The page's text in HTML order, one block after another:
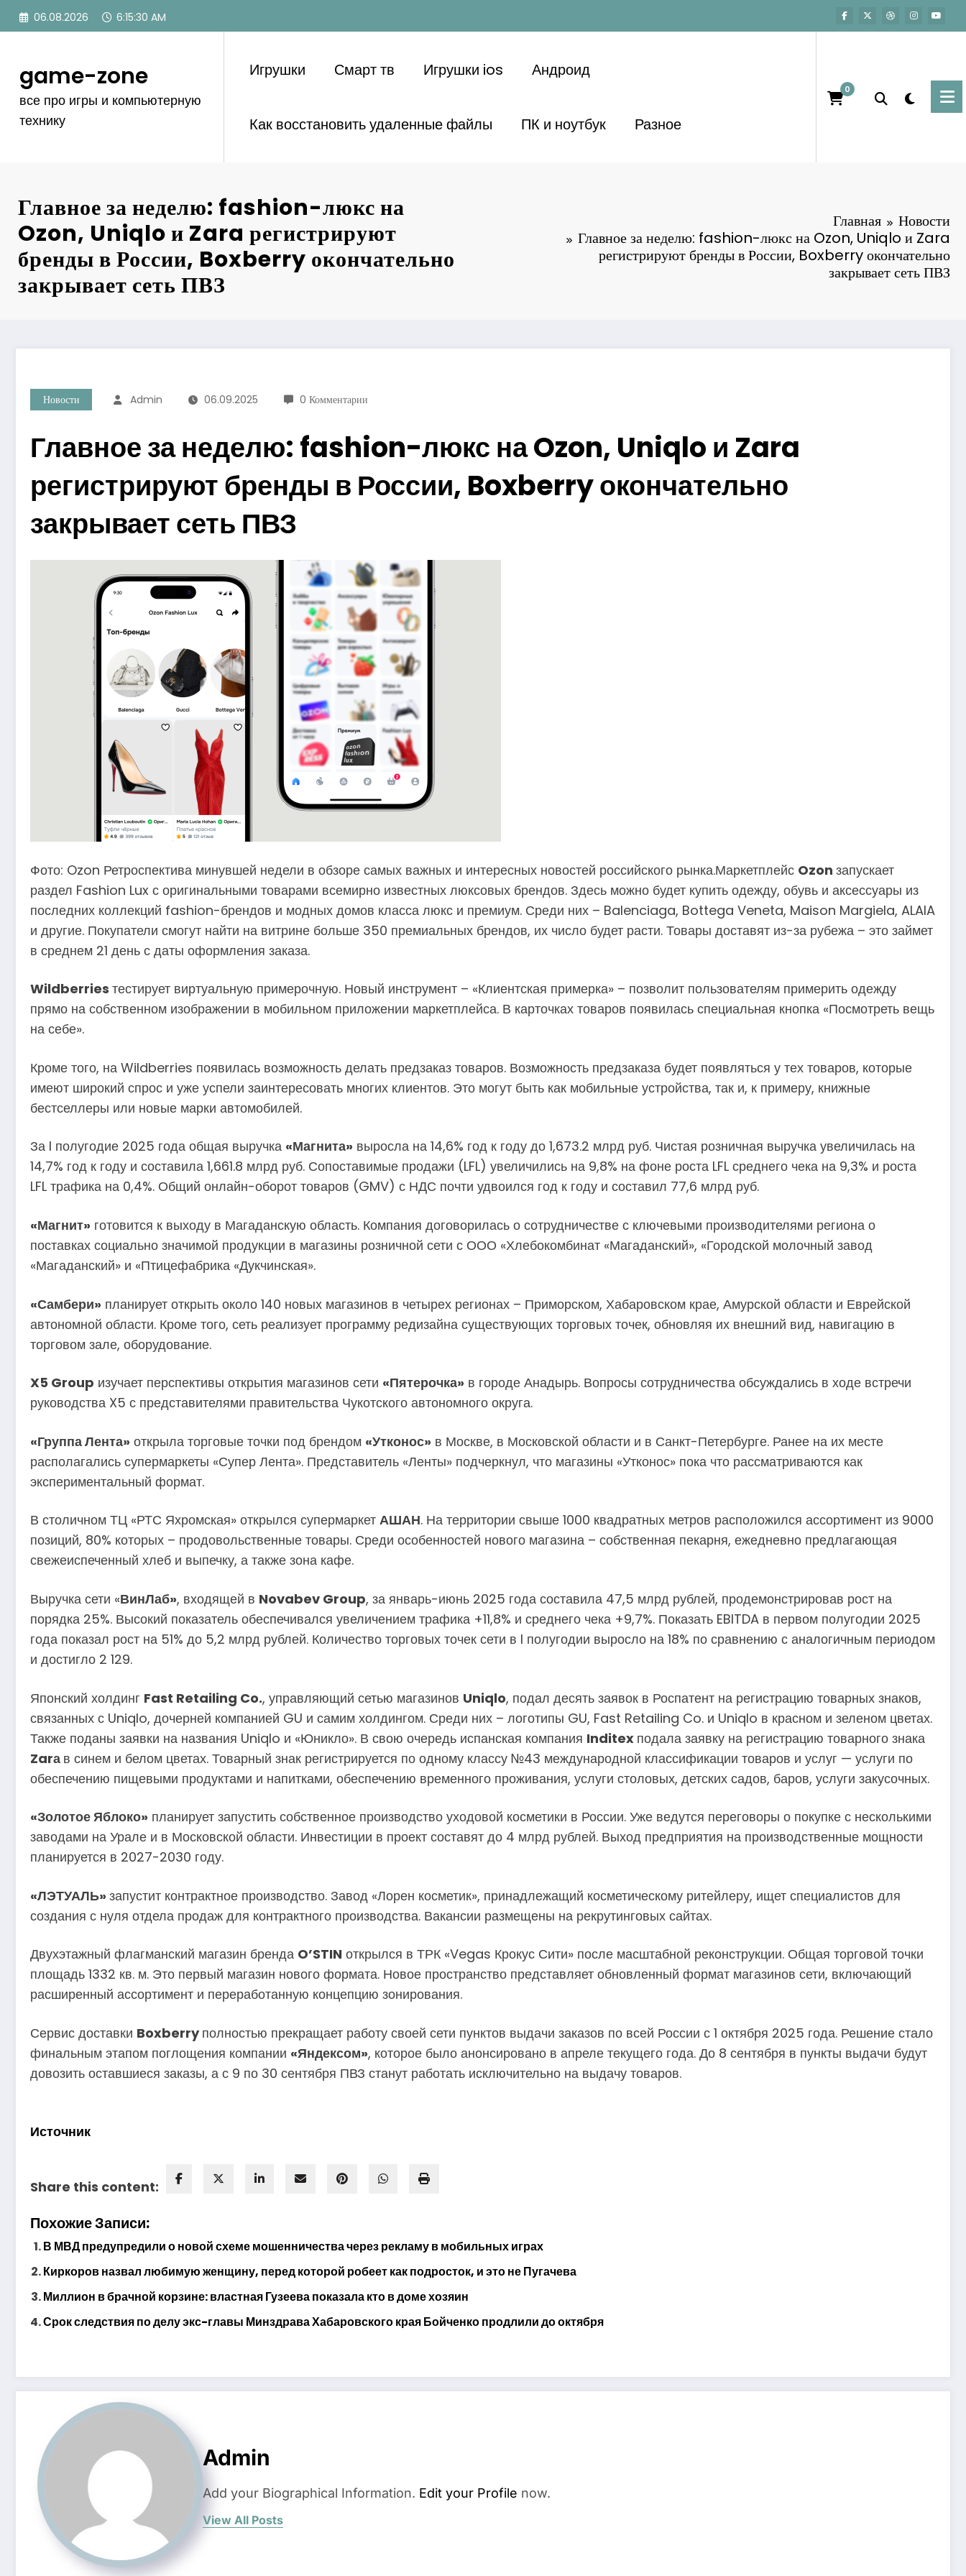
Перейти
06.08.2026 6:15:31 AM
game-zone
все про игры и компьютерную
технику
Игрушки Смарт тв Игрушки ios Андроид
Как восстановить удаленные файлы ПК и ноутбук Разное
0
Главное за неделю: fashion-люкс на
Ozon, Uniqlo и Zara регистрируют
бренды в России, Boxberry окончательно
закрывает сеть ПВЗ
Главная
Новости
Главное за неделю: fashion-люкс на Ozon, Uniqlo и Zara
регистрируют бренды в России, Boxberry окончательно
закрывает сеть ПВЗ
Новости Admin 06.09.2025 0 Комментарии
Главное за неделю: fashion-люкс на Ozon, Uniqlo и Zara
регистрируют бренды в России, Boxberry окончательно
закрывает сеть ПВЗ
Фото: Ozon Ретроспектива минувшей недели в обзоре самых важных и интересных новостей российского рынка.Маркетплейс Ozon запускает
раздел Fashion Lux с оригинальными товарами всемирно известных люксовых брендов. Здесь можно будет купить одежду, обувь и аксессуары из
последних коллекций fashion-брендов и модных домов класса люкс и премиум. Среди них – Balenciaga, Bottega Veneta, Maison Margiela, ALAIA
и другие. Покупатели смогут найти на витрине больше 350 премиальных брендов, их число будет расти. Товары доставят из-за рубежа – это займет
в среднем 21 день с даты оформления заказа.
Wildberries тестирует виртуальную примерочную. Новый инструмент – «Клиентская примерка» – позволит пользователям примерить одежду
прямо на собственном изображении в мобильном приложении маркетплейса. В карточках товаров появилась специальная кнопка «Посмотреть вещь
на себе».
Кроме того, на Wildberries появилась возможность делать предзаказ товаров. Возможность предзаказа будет появляться у тех товаров, которые
имеют широкий спрос и уже успели заинтересовать многих клиентов. Это могут быть как мобильные устройства, так и, к примеру, книжные
бестселлеры или новые марки автомобилей.
За I полугодие 2025 года общая выручка «Магнита» выросла на 14,6% год к году до 1,673.2 млрд руб. Чистая розничная выручка увеличилась на
14,7% год к году и составила 1,661.8 млрд руб. Сопоставимые продажи (LFL) увеличились на 9,8% на фоне роста LFL среднего чека на 9,3% и роста
LFL трафика на 0,4%. Общий онлайн-оборот товаров (GMV) с НДС почти удвоился год к году и составил 77,6 млрд руб.
«Магнит» готовится к выходу в Магаданскую область. Компания договорилась о сотрудничестве с ключевыми производителями региона о
поставках социально значимой продукции в магазины розничной сети с ООО «Хлебокомбинат «Магаданский», «Городской молочный завод
«Магаданский» и «Птицефабрика «Дукчинская».
«Самбери» планирует открыть около 140 новых магазинов в четырех регионах – Приморском, Хабаровском крае, Амурской области и Еврейской
автономной области. Кроме того, сеть реализует программу редизайна существующих торговых точек, обновляя их внешний вид, навигацию в
торговом зале, оборудование.
X5 Group изучает перспективы открытия магазинов сети «Пятерочка» в городе Анадырь. Вопросы сотрудничества обсуждались в ходе встречи
руководства X5 с представителями правительства Чукотского автономного округа.
«Группа Лента» открыла торговые точки под брендом «Утконос» в Москве, в Московской области и в Санкт-Петербурге. Ранее на их месте
располагались супермаркеты «Супер Лента». Представитель «Ленты» подчеркнул, что магазины «Утконос» пока что рассматриваются как
экспериментальный формат.
В столичном ТЦ «РТС Яхромская» открылся супермаркет АШАН. На территории свыше 1000 квадратных метров расположился ассортимент из 9000
позиций, 80% которых – продовольственные товары. Среди особенностей нового магазина – собственная пекарня, ежедневно предлагающая
свежеиспеченный хлеб и выпечку, а также зона кафе.
Выручка сети «ВинЛаб», входящей в Novabev Group, за январь-июнь 2025 года составила 47,5 млрд рублей, продемонстрировав рост на
порядка 25%. Высокий показатель обеспечивался увеличением трафика +11,8% и среднего чека +9,7%. Показать EBITDA в первом полугодии 2025
года показал рост на 51% до 5,2 млрд рублей. Количество торговых точек сети в I полугодии выросло на 18% по сравнению с аналогичным периодом
и достигло 2 129.
Японский холдинг Fast Retailing Co., управляющий сетью магазинов Uniqlo, подал десять заявок в Роспатент на регистрацию товарных знаков,
связанных с Uniqlo, дочерней компанией GU и самим холдингом. Среди них – логотипы GU, Fast Retailing Co. и Uniqlo в красном и зеленом цветах.
Также поданы заявки на названия Uniqlo и «Юникло». В свою очередь испанская компания Inditex подала заявку на регистрацию товарного знака
Zarа в синем и белом цветах. Товарный знак регистрируется по одному классу №43 международной классификации товаров и услуг — услуги по
обеспечению пищевыми продуктами и напитками, обеспечению временного проживания, услуги столовых, детских садов, баров, услуги закусочных.
«Золотое Яблоко» планирует запустить собственное производство уходовой косметики в России. Уже ведутся переговоры о покупке с несколькими
заводами на Урале и в Московской области. Инвестиции в проект составят до 4 млрд рублей. Выход предприятия на производственные мощности
планируется в 2027-2030 году.
«ЛЭТУАЛЬ» запустит контрактное производство. Завод «Лорен косметик», принадлежащий косметическому ритейлеру, ищет специалистов для
создания с нуля отдела продаж для контрактного производства. Вакансии размещены на рекрутинговых сайтах.
Двухэтажный флагманский магазин бренда O’STIN открылся в ТРК «Vegas Крокус Сити» после масштабной реконструкции. Общая торговой точки
площадь 1332 кв. м. Это первый магазин нового формата. Новое пространство представляет обновленный формат магазинов сети, включающий
расширенный ассортимент и переработанную концепцию зонирования.
Сервис доставки Boxberryполностью прекращает работу своей сети пунктов выдачи заказов по всей России с 1 октября 2025 года. Решение стало
финальным этапом поглощения компании «Яндексом», которое было анонсировано в апреле текущего года. До 8 сентября в пункты выдачи будут
довозить оставшиеся заказы, а с 9 по 30 сентября ПВЗ станут работать исключительно на выдачу товаров.
Источник
Share this content:
Похожие Записи:
В МВД предупредили о новой схеме мошенничества через рекламу в мобильных играх
Киркоров назвал любимую женщину, перед которой робеет как подросток, и это не Пугачева
Миллион в брачной корзине: властная Гузеева показала кто в доме хозяин
Срок следствия по делу экс-главы Минздрава Хабаровского края Бойченко продлили до октября
Admin
Add your Biographical Information. Edit your Profile now.
View All Posts